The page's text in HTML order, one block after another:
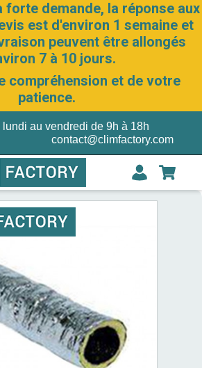
demande, la réponse aux
est d'environ 1 semaine et
peuvent être allongés
7 à 10 jours.
compréhension et de votre
patience.
lundi au vendredi de 9h à 18h
contact@climfactory.com